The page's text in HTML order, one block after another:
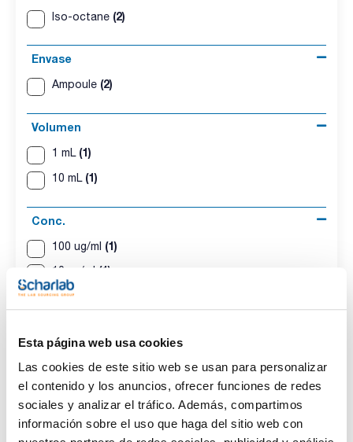
Esta página web usa cookies
Las cookies de este sitio web se usan para personalizar
el contenido y los anuncios, ofrecer funciones de redes
sociales y analizar el tráfico. Además, compartimos
información sobre el uso que haga del sitio web con
Iso-octane (2)
Envase
Ampoule (2)
Volumen
1 mL (1)
10 mL (1)
Conc.
100 ug/ml (1)
10 ug/ml (1)
Iso-octane Ampoule 1 mL
100 ug/ml
Referencia
Envase
Precio